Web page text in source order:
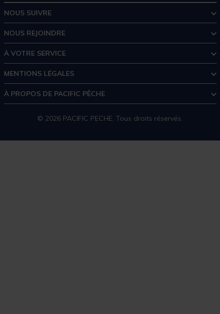
NOUS SUIVRE
NOUS REJOINDRE
À VOTRE SERVICE
MENTIONS LÉGALES
À PROPOS DE PACIFIC PÊCHE
© 2026 PACIFIC PECHE. Tous droits réservés.